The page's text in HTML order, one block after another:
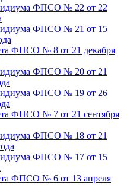
ФПСО № 22 от 22
ФПСО № 21 от 15
ФПСО № 8 от 21 декабря
ФПСО № 20 от 21
ФПСО № 19 от 26
ФПСО № 7 от 21 сентября
ФПСО № 18 от 21
ФПСО № 17 от 15
ФПСО № 6 от 13 апреля